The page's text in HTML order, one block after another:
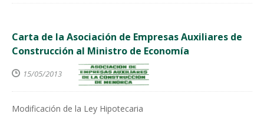
Carta de la Asociación de Empresas Auxiliares de
Construcción al Ministro de Economía
15/05/2013
Modificación de la Ley Hipotecaria